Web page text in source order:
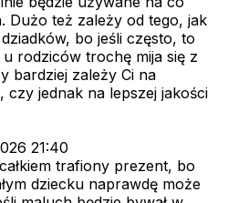
Dużo też zależy od tego, jak
bo jeśli często, to
rodziców trochę mija się z
bardziej zależy Ci na
jednak na lepszej jakości
21:40
trafiony prezent, bo
dziecku naprawdę może